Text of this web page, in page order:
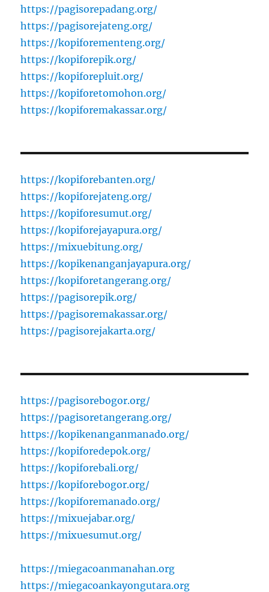
https://pagisorepadang.org/
https://pagisorejateng.org/
https://kopiforementeng.org/
https://kopiforepik.org/
https://kopiforepluit.org/
https://kopiforetomohon.org/
https://kopiforemakassar.org/
https://kopiforebanten.org/
https://kopiforejateng.org/
https://kopiforesumut.org/
https://kopiforejayapura.org/
https://mixuebitung.org/
https://kopikenanganjayapura.org/
https://kopiforetangerang.org/
https://pagisorepik.org/
https://pagisoremakassar.org/
https://pagisorejakarta.org/
https://pagisorebogor.org/
https://pagisoretangerang.org/
https://kopikenanganmanado.org/
https://kopiforedepok.org/
https://kopiforebali.org/
https://kopiforebogor.org/
https://kopiforemanado.org/
https://mixuejabar.org/
https://mixuesumut.org/
https://miegacoanmanahan.org
https://miegacoankayongutara.org